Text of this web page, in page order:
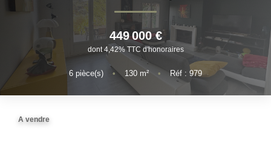
L'AGENCE
Notre Agence
Nos Engagements
Nos Avis Clients
449 000 €
dont 4,42% TTC d'honoraires
6 pièce(s) • 130 m² • Réf : 979
A vendre